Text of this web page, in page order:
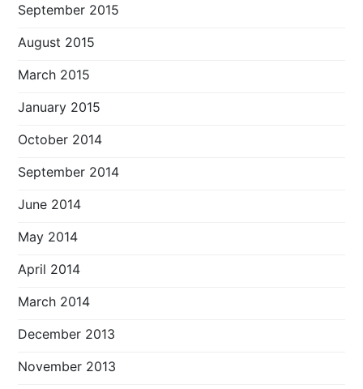
September 2015
August 2015
March 2015
January 2015
October 2014
September 2014
June 2014
May 2014
April 2014
March 2014
December 2013
November 2013